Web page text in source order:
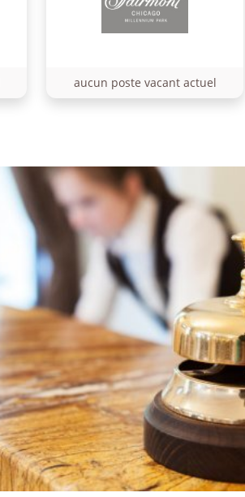
aucun poste vacant actuel